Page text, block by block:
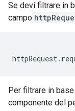
Se devi filtrare in
campo
Per filtrare in
componente del